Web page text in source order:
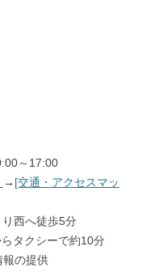
～17:00
→ [交通・アクセスマッ
西へ徒歩5分
タクシーで約10分
報の提供